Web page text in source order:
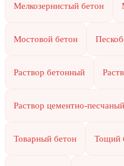
Мелкозернистый бетон
Мостовой бетон
Раствор бетонный
Раствор цементно-песчаный
Товарный бетон Тощий